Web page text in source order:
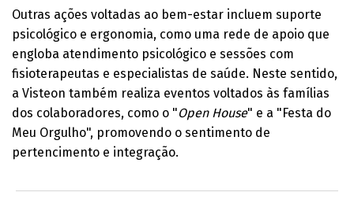
Outras ações voltadas ao bem-estar incluem suporte
psicológico e ergonomia, como uma rede de apoio que
engloba atendimento psicológico e sessões com
fisioterapeutas e especialistas de saúde. Neste sentido,
a Visteon também realiza eventos voltados às famílias
dos colaboradores, como o "Open House" e a "Festa do
Meu Orgulho", promovendo o sentimento de
pertencimento e integração.​